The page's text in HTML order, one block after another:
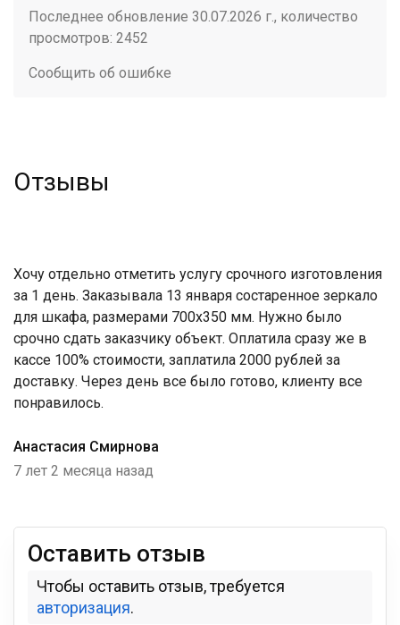
Последнее обновление 30.07.2026 г., количество
просмотров: 2452
Сообщить об ошибке
Отзывы
Хочу отдельно отметить услугу срочного изготовления
за 1 день. Заказывала 13 января состаренное зеркало
для шкафа, размерами 700х350 мм. Нужно было
срочно сдать заказчику объект. Оплатила сразу же в
кассе 100% стоимости, заплатила 2000 рублей за
доставку. Через день все было готово, клиенту все
понравилось.
Анастасия Смирнова
7 лет 2 месяца назад
Оставить отзыв
Чтобы оставить отзыв, требуется
авторизация.